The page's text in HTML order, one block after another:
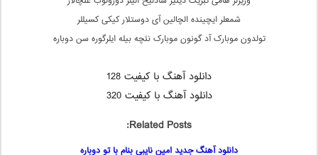
شمعلر ایچینده الچالین آی دوستلار کیکی کسیللر
تولدون موبارک آد گونون موبارک نئچه بیله ایلرگوره سن دوباره
دانلود آهنگ با کیفیت 128
دانلود آهنگ با کیفیت 320
Related Posts:
دانلود آهنگ جدید امین نایبی بنام با تو دوباره